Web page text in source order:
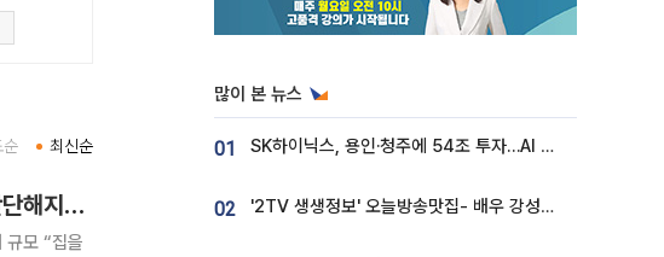
최신순
순
장혜선 이사장, ‘가정 밖 청소년’에 2억 지원...“억울하고 아파도 단단해지길”[현장]
집을
많이 본 뉴스
01 SK하이닉스, 용인·청주에 54조 투자…AI 메모리 생산기지 키운다
02 '2TV 생생정보' 오늘방송맛집- 배우 강성진 단골! 쌀국수ㆍ푸팟퐁 커리 맛집 '블○○○'